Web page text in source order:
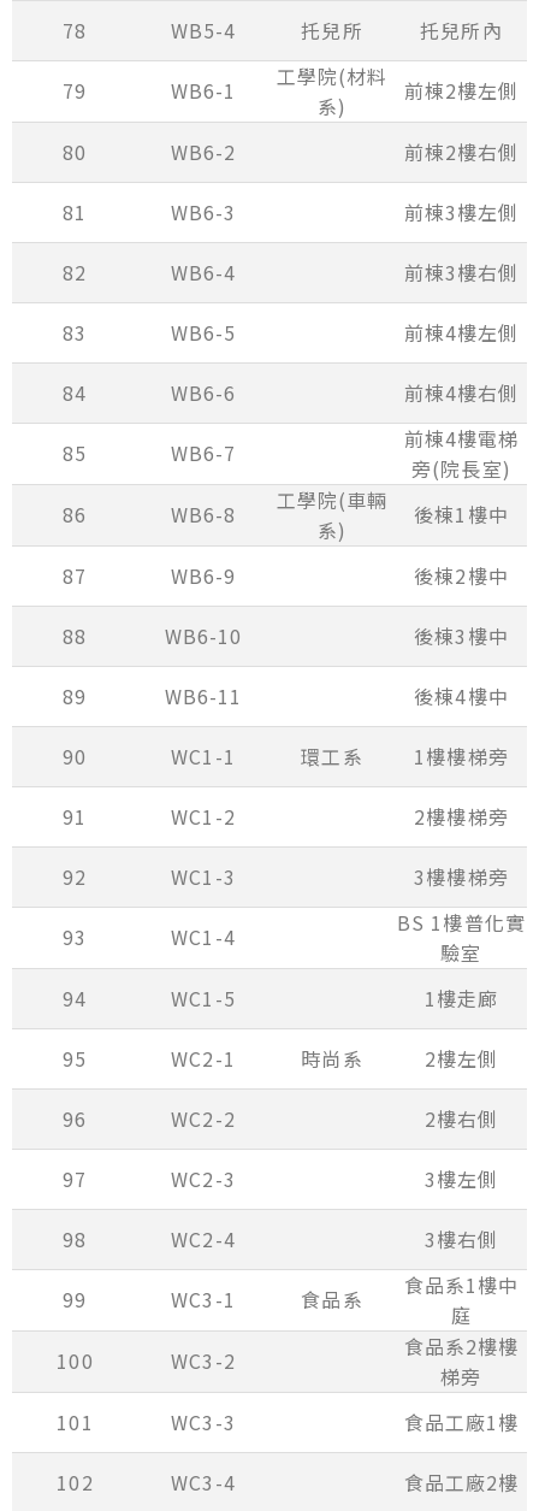
78
WB5-4 托兒所 托兒所內
79 WB6-1
工學院(材料
系)
前棟2樓左側
80 WB6-2 前棟2樓右側
81 WB6-3 前棟3樓左側
82 WB6-4 前棟3樓右側
83 WB6-5 前棟4樓左側
84 WB6-6 前棟4樓右側
85 WB6-7
前棟4樓電梯
旁(院長室)
86
WB6-8
工學院(車輛
系)
後棟1樓中
87 WB6-9 後棟2樓中
88 WB6-10 後棟3樓中
89 WB6-11 後棟4樓中
90 WC1-1 環工系 1樓樓梯旁
91 WC1-2 2樓樓梯旁
92 WC1-3 3樓樓梯旁
93 WC1-4
BS 1樓普化實
驗室
94
WC1-5 1樓走廊
95 WC2-1 時尚系 2樓左側
96 WC2-2 2樓右側
97 WC2-3 3樓左側
98 WC2-4 3樓右側
99 WC3-1 食品系
食品系1樓中
庭
100
WC3-2
食品系2樓樓
梯旁
101
WC3-3 食品工廠1樓
102 WC3-4 食品工廠2樓